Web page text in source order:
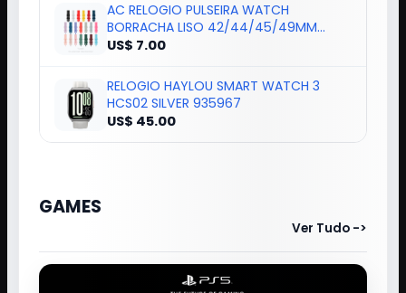
AC RELOGIO PULSEIRA WATCH
BORRACHA LISO 42/44/45/49MM
COLORIDO*
US$ 7.00
RELOGIO HAYLOU SMART WATCH 3
HCS02 SILVER 935967
US$ 45.00
GAMES
Ver Tudo ->